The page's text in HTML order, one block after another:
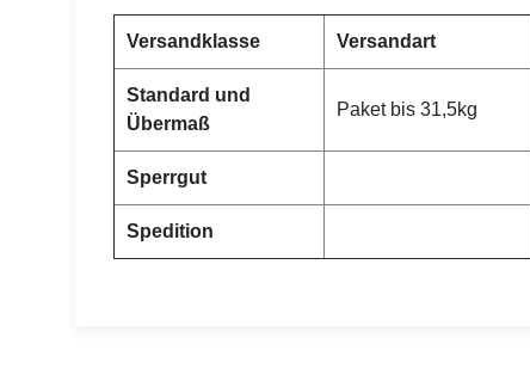
Versandklasse Versandart
Standard und
Übermaß
Paket bis 31,5kg
Sperrgut
Spedition